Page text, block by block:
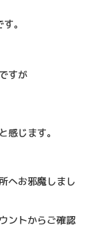
。
すが
感じます。
へお邪魔しまし
ントからご確認